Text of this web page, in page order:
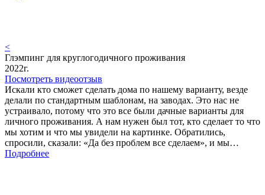
<
Глэмпинг для круглогодичного проживания
2022г.
Посмотреть видеоотзыв
Искали кто сможет сделать дома по нашему варианту, везде
делали по стандартным шаблонам, на заводах. Это нас не
устраивало, потому что это все были дачные варианты для
личного проживания. А нам нужен был тот, кто сделает то что
мы хотим и что мы увидели на картинке. Обратились,
спросили, сказали: «Да без проблем все сделаем», и мы…
Подробнее